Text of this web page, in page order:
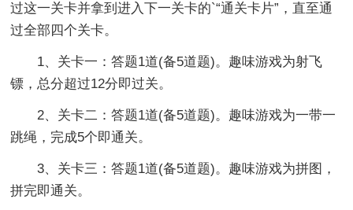
过这一关卡并拿到进入下一关卡的`“通关卡片”，直至通
过全部四个关卡。
1、关卡一：答题1道(备5道题)。趣味游戏为射飞
镖，总分超过12分即过关。
2、关卡二：答题1道(备5道题)。趣味游戏为一带一
跳绳，完成5个即通关。
3、关卡三：答题1道(备5道题)。趣味游戏为拼图，
拼完即通关。